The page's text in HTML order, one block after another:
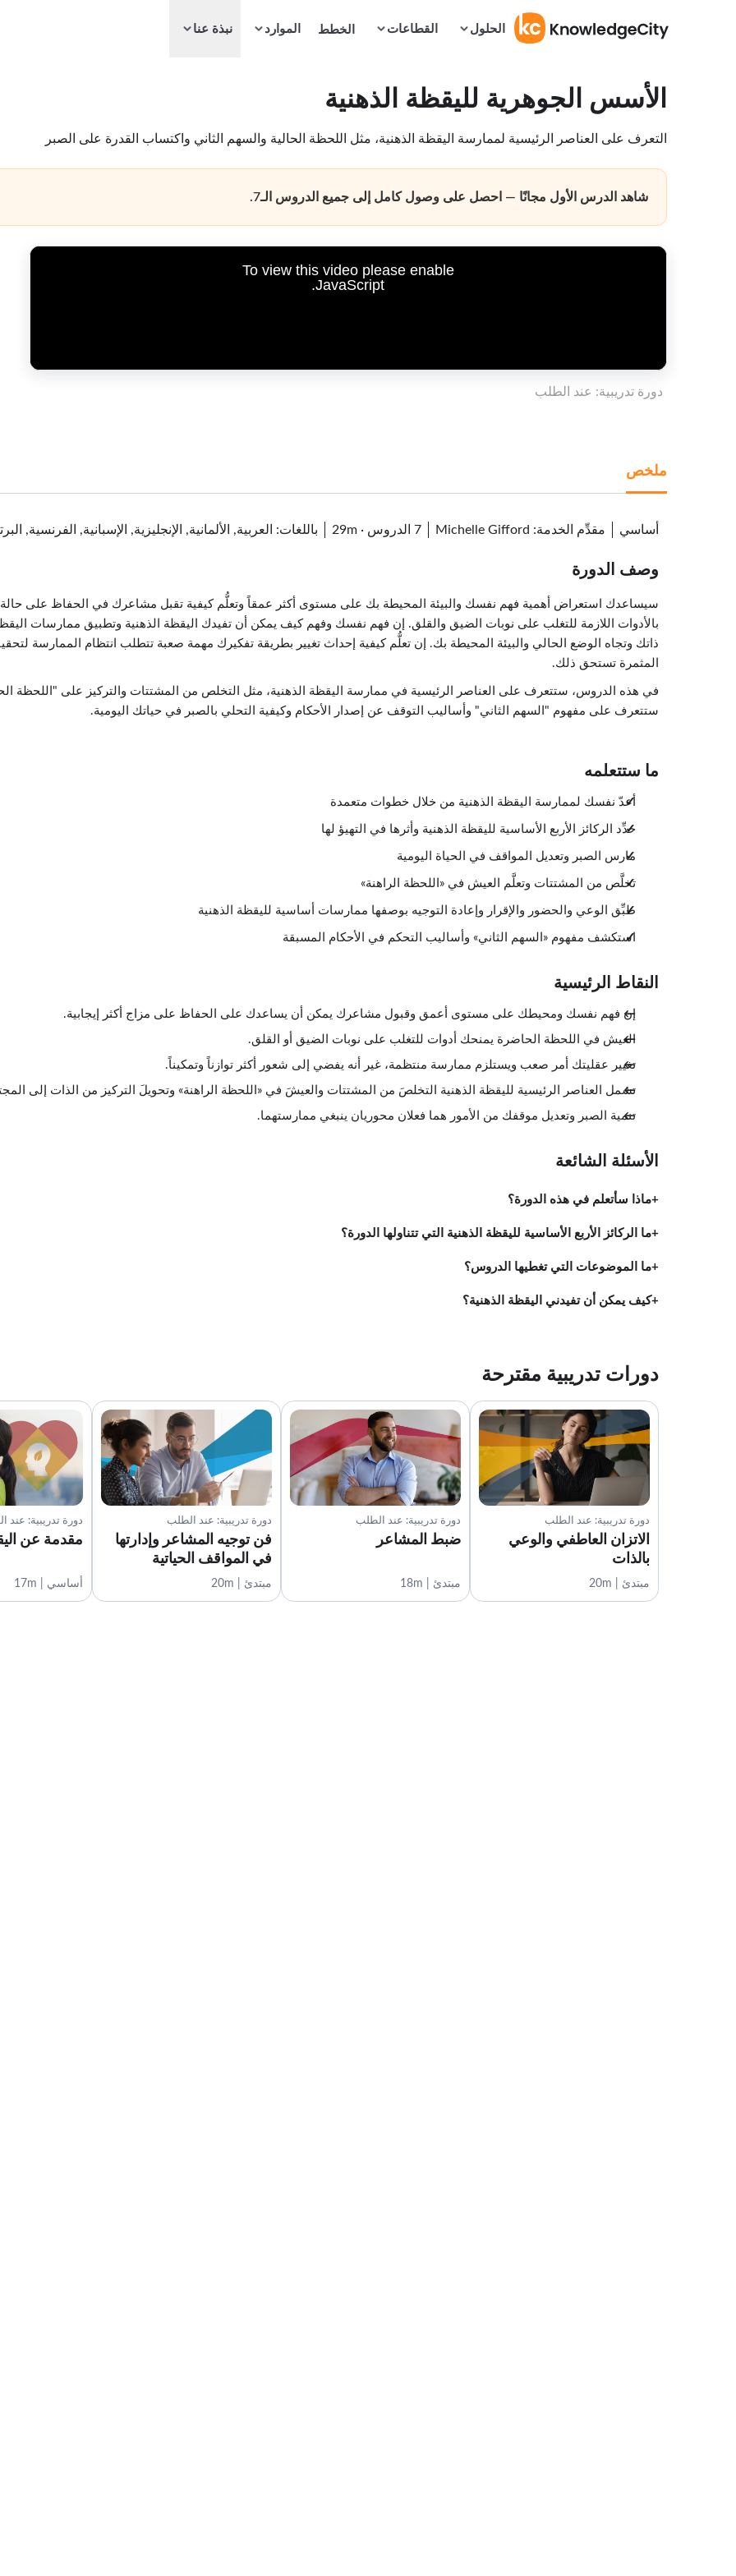
الحلول القطاعات الخطط الموارد نبذة عنا
الأسس الجوهرية لليقظة الذهنية
التعرف على العناصر الرئيسية لممارسة اليقظة الذهنية، مثل اللحظة الحالية والسهم الثاني واكتساب القدرة على الصبر
شاهد الدرس الأول مجانًا — احصل على وصول كامل إلى جميع الدروس الـ7.
To view this video please enable
JavaScript.
دورة تدريبية: عند الطلب
ملخص
أساسي مقدِّم الخدمة:
Michelle Gifford 7 الدروس ·
29m باللغات: العربية, الألمانية, الإنجليزية, الإسبانية, الفرنسية,
وصف الدورة
سيساعدك استعراض أهمية فهم نفسك والبيئة المحيطة بك على مستوى أكثر عمقاً وتعلُّم كيفية تقبل مشاعرك في الحفاظ على حالة
بالأدوات اللازمة للتغلب على نوبات الضيق والقلق. إن فهم نفسك وفهم كيف يمكن أن تفيدك اليقظة الذهنية وتطبيق ممارسات
ذاتك وتجاه الوضع الحالي والبيئة المحيطة بك. إن تعلُّم كيفية إحداث تغيير بطريقة تفكيرك مهمة صعبة تتطلب انتظام الممارسة
المثمرة تستحق ذلك.
في هذه الدروس، ستتعرف على العناصر الرئيسية في ممارسة اليقظة الذهنية، مثل التخلص من المشتتات والتركيز على "اللحظة
ستتعرف على مفهوم "السهم الثاني" وأساليب التوقف عن إصدار الأحكام وكيفية التحلي بالصبر في حياتك اليومية.
ما ستتعلمه
أعدّ نفسك لممارسة اليقظة الذهنية من خلال خطوات متعمدة
حدِّد الركائز الأربع الأساسية لليقظة الذهنية وأثرها في التهيؤ لها
مارس الصبر وتعديل المواقف في الحياة اليومية
تخلَّص من المشتتات وتعلَّم العيش في «اللحظة الراهنة»
طبِّق الوعي والحضور والإقرار وإعادة التوجيه بوصفها ممارسات أساسية لليقظة الذهنية
استكشف مفهوم «السهم الثاني» وأساليب التحكم في الأحكام المسبقة
النقاط الرئيسية
إن فهم نفسك ومحيطك على مستوى أعمق وقبول مشاعرك يمكن أن يساعدك على الحفاظ على مزاج أكثر إيجابية.
العيش في اللحظة الحاضرة يمنحك أدوات للتغلب على نوبات الضيق أو القلق.
تغيير عقليتك أمر صعب ويستلزم ممارسة منتظمة، غير أنه يفضي إلى شعور أكثر توازناً وتمكيناً.
تشمل العناصر الرئيسية لليقظة الذهنية التخلصَ من المشتتات والعيشَ في «اللحظة الراهنة» وتحويلَ التركيز من الذات إلى
تنمية الصبر وتعديل موقفك من الأمور هما فعلان محوريان ينبغي ممارستهما.
الأسئلة الشائعة
ماذا سأتعلم في هذه الدورة؟
ما الركائز الأربع الأساسية لليقظة الذهنية التي تتناولها الدورة؟
ما الموضوعات التي تغطيها الدروس؟
كيف يمكن أن تفيدني اليقظة الذهنية؟
دورات تدريبية مقترحة
دورة تدريبية: عند الطلب
الاتزان العاطفي والوعي
بالذات
مبتدئ | 20m
دورة تدريبية: عند الطلب
ضبط المشاعر
مبتدئ | 18m
دورة تدريبية: عند الطلب
فن توجيه المشاعر وإدارتها
في المواقف الحياتية
مبتدئ | 20m
دورة تدريبية: عند
مقدمة عن
أساسي | 17m